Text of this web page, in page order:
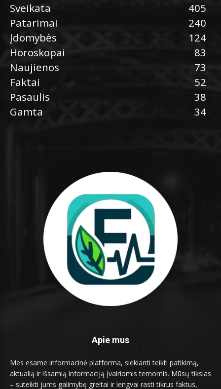
Sveikata
405
Patarimai
240
Įdomybės
124
Horoskopai
83
Naujienos
73
Faktai
52
Pasaulis
38
Gamta
34
Apie mus
Mes esame informacinė platforma, siekianti teikti patikimą,
aktualią ir išsamią informaciją įvairiomis temomis. Mūsų tikslas
– suteikti jums galimybę greitai ir lengvai rasti tikrus faktus,